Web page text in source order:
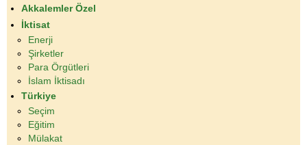
Akkalemler Özel
İktisat
Enerji
Şirketler
Para Örgütleri
İslam İktisadı
Türkiye
Seçim
Eğitim
Mülakat